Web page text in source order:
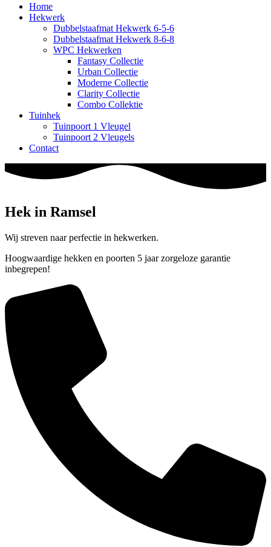
Home
Hekwerk
Dubbelstaafmat Hekwerk 6-5-6
Dubbelstaafmat Hekwerk 8-6-8
WPC Hekwerken
Fantasy Collectie
Urban Collectie
Moderne Collectie
Clarity Collectie
Combo Collektie
Tuinhek
Tuinpoort 1 Vleugel
Tuinpoort 2 Vleugels
Contact
Hek in Ramsel
Wij streven naar perfectie in hekwerken.
Hoogwaardige hekken en poorten 5 jaar zorgeloze garantie
inbegrepen!